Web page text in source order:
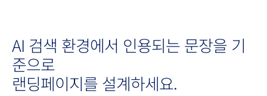
AI 검색 환경에서 인용되는 문장을 기
준으로
랜딩페이지를 설계하세요.